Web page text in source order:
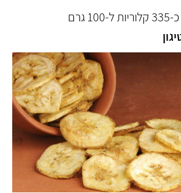
כ-335 קלוריות ל-100 גרם